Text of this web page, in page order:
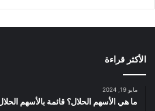
الأكثر قراءة
مايو 19, 2024
ما هي الأسهم الحلال؟ قائمة بالأسهم